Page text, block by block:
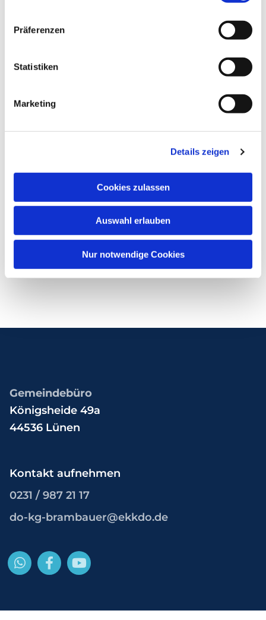
Präferenzen
Statistiken
Marketing
Details zeigen
Cookies zulassen
Auswahl erlauben
Nur notwendige Cookies
Gemeindebüro
Königsheide 49a
44536 Lünen
Kontakt aufnehmen
0231 / 987 21 17
do-kg-brambauer@ekkdo.de